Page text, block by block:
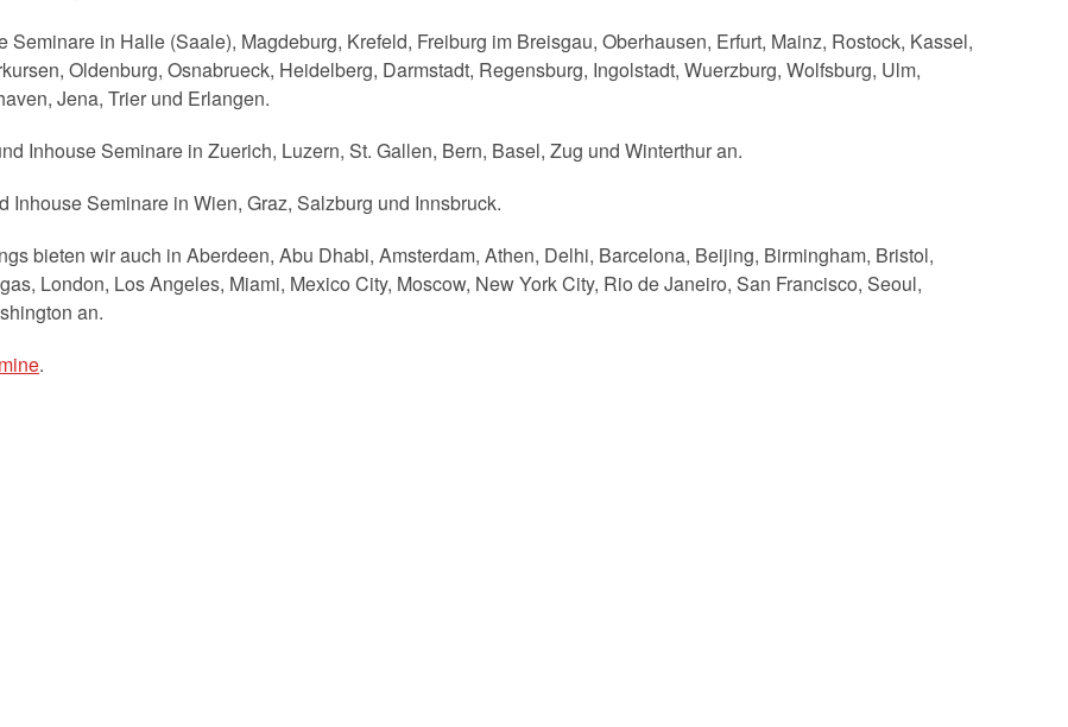
in Halle (Saale), Magdeburg, Krefeld, Freiburg im Breisgau, Oberhausen, Erfurt, Mainz, Rostock, Kassel,
Oldenburg, Osnabrueck, Heidelberg, Darmstadt, Regensburg, Ingolstadt, Wuerzburg, Wolfsburg, Ulm,
Jena, Trier und Erlangen.
Inhouse Seminare in Zuerich, Luzern, St. Gallen, Bern, Basel, Zug und Winterthur an.
Seminare in Wien, Graz, Salzburg und Innsbruck.
bieten wir auch in Aberdeen, Abu Dhabi, Amsterdam, Athen, Delhi, Barcelona, Beijing, Birmingham, Bristol,
London, Los Angeles, Miami, Mexico City, Moscow, New York City, Rio de Janeiro, San Francisco, Seoul,
an.
.